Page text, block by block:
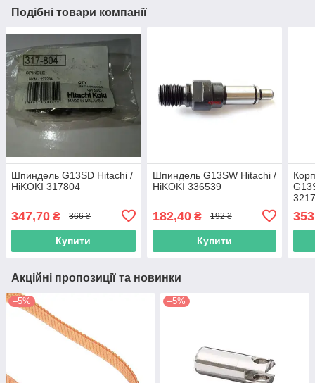
Подібні товари компанії
Шпиндель G13SD Hitachi /
HiKOKI 317804
347,70 ₴ 366 ₴
Купити
Шпиндель G13SW Hitachi /
HiKOKI 336539
182,40₴ 192 ₴
Купити
Акційні пропозиції та новинки
–5% –5%